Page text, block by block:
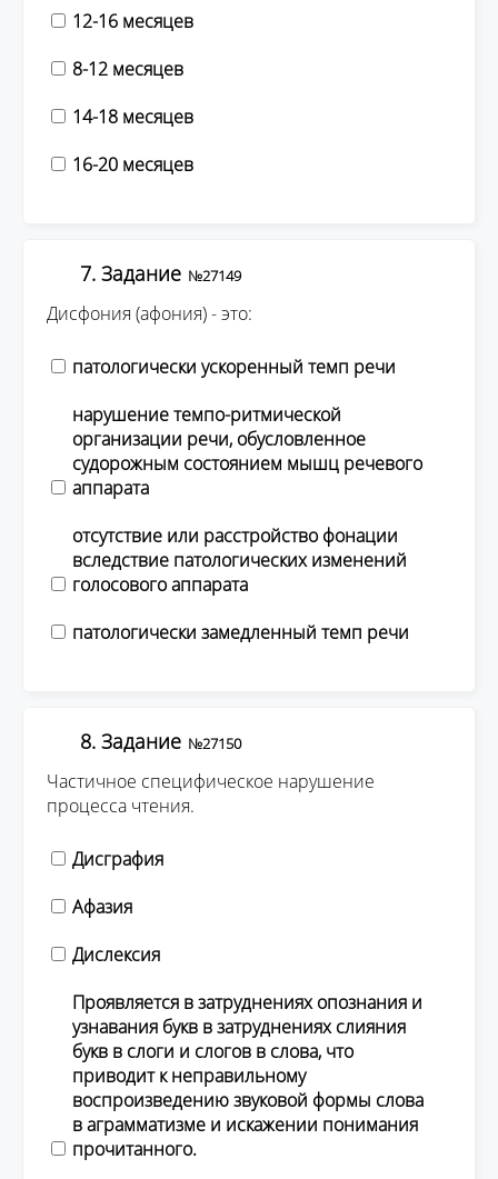
12-16 месяцев
8-12 месяцев
14-18 месяцев
16-20 месяцев
7. Задание №27149
Дисфония (афония) - это:
патологически ускоренный темп речи
нарушение темпо-ритмической
организации речи, обусловленное
судорожным состоянием мышц речевого
аппарата
отсутствие или расстройство фонации
вследствие патологических изменений
голосового аппарата
патологически замедленный темп речи
8. Задание №27150
Частичное специфическое нарушение
процесса чтения.
Дисграфия
Афазия
Дислексия
Проявляется в затруднениях опознания и
узнавания букв в затруднениях слияния
букв в слоги и слогов в слова, что
приводит к неправильному
воспроизведению звуковой формы слова
в аграмматизме и искажении понимания
прочитанного.